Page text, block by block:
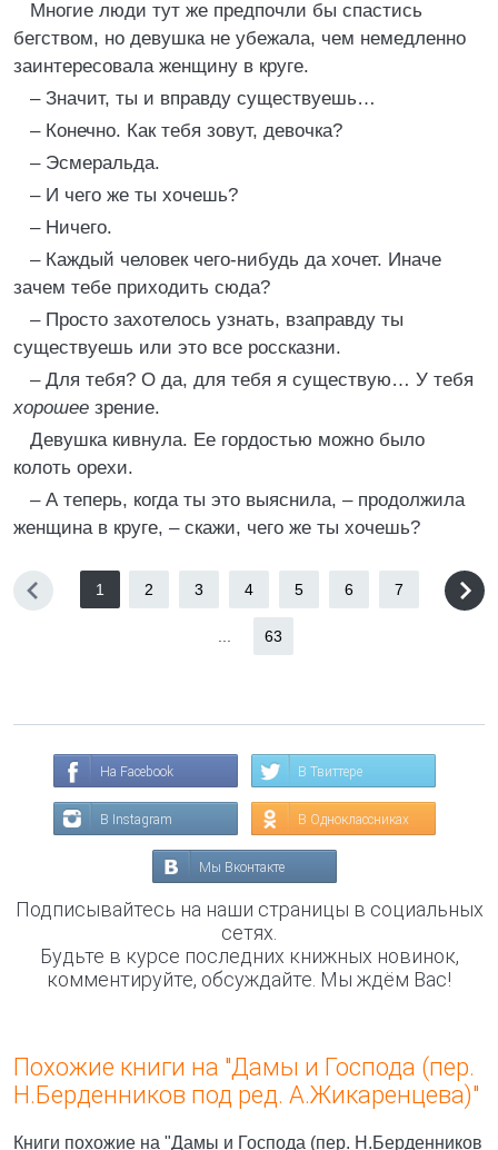
Многие люди тут же предпочли бы спастись
бегством, но девушка не убежала, чем немедленно
заинтересовала женщину в круге.
– Значит, ты и вправду существуешь…
– Конечно. Как тебя зовут, девочка?
– Эсмеральда.
– И чего же ты хочешь?
– Ничего.
– Каждый человек чего-нибудь да хочет. Иначе
зачем тебе приходить сюда?
– Просто захотелось узнать, взаправду ты
существуешь или это все россказни.
– Для тебя? О да, для тебя я существую… У тебя
хорошее зрение.
Девушка кивнула. Ее гордостью можно было
колоть орехи.
– А теперь, когда ты это выяснила, – продолжила
женщина в круге, – скажи, чего же ты хочешь?
1 2 3 4 5 6 7
63
На Facebook В Твиттере
В Instagram В Одноклассниках
Мы Вконтакте
Подписывайтесь на наши страницы в социальных
сетях.
Будьте в курсе последних книжных новинок,
комментируйте, обсуждайте. Мы ждём Вас!
Похожие книги на "Дамы и Господа (пер.
Н.Берденников под ред. А.Жикаренцева)"
Книги похожие на "Дамы и Господа (пер. Н.Берденников